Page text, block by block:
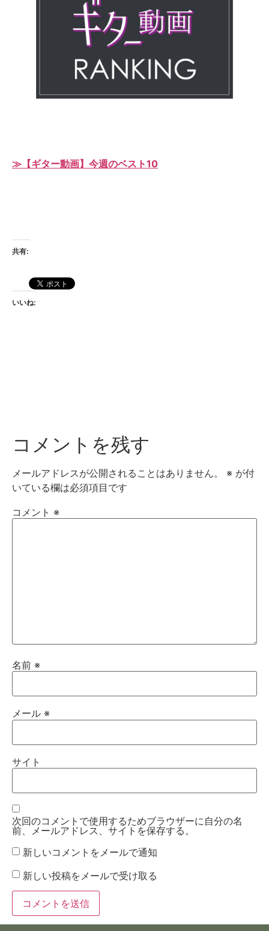
≫【ギター動画】今週のベスト10
共有:
いいね:
コメントを残す
メールアドレスが公開されることはありません。 ※ が付
いている欄は必須項目です
コメント ※
名前 ※
メール ※
サイト
次回のコメントで使用するためブラウザーに自分の名
前、メールアドレス、サイトを保存する。
新しいコメントをメールで通知
新しい投稿をメールで受け取る